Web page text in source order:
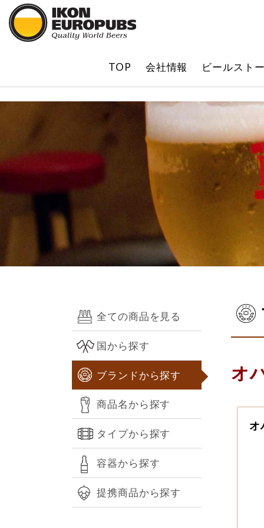
TOP 会社情報 ビールスト
全ての商品を見る
国から探す
ブランドから探す
商品名から探す
タイプから探す
容器から探す
提携商品から探す
オ